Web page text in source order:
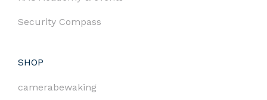
Security Compass
SHOP
camerabewaking